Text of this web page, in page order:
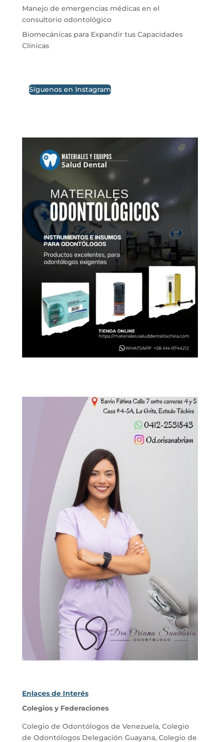
Manejo de emergencias médicas en el
consultorio odontológico
Biomecánicas para Expandir tus Capacidades
Clínicas
Síguenos en Instagram
Enlaces de Interés
Colegios y Federaciones
Colegio de Odontólogos de Venezuela, Colegio
de Odontólogos Delegación Guayana, Colegio de